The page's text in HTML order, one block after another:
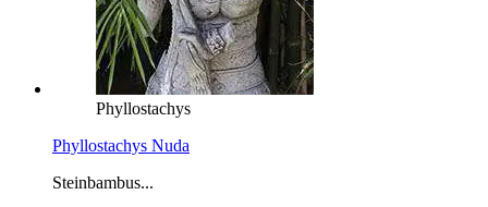
Phyllostachys
Phyllostachys Nuda
Steinbambus...